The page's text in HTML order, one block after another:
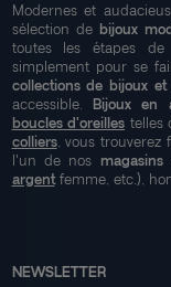
Modernes et
sélection de bijoux
toutes les étapes
simplement pour se
collections de bijoux
accessible. Bijoux en
boucles d'oreilles telles
colliers, vous trouverez
l'un de nos magasins
argentfemme, etc.),
NEWSLETTER